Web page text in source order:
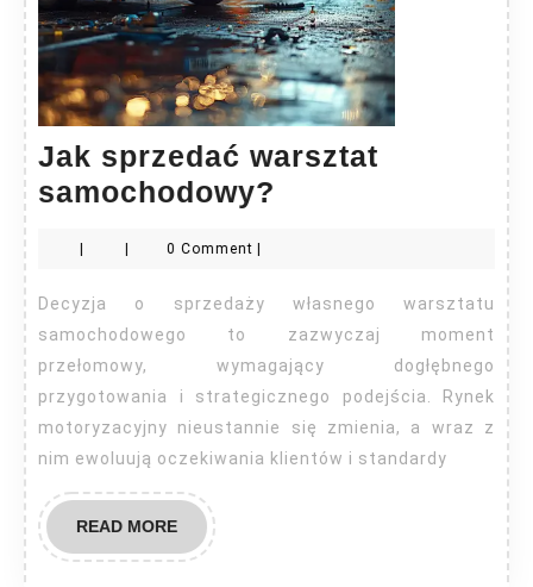
Jak sprzedać warsztat
samochodowy?
samochodowy?
| | 0 Comment |
Decyzja o sprzedaży własnego warsztatu
samochodowego to zazwyczaj moment
przełomowy, wymagający dogłębnego
przygotowania i strategicznego podejścia. Rynek
motoryzacyjny nieustannie się zmienia, a wraz z
nim ewoluują oczekiwania klientów i standardy
READ MOREREAD
MORE